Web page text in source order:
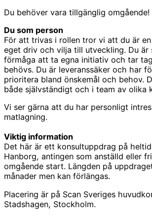
Du behöver vara tillgänglig omgående!
Du som person
För att trivas i rollen tror vi att du är
eget driv och vilja till utveckling. Du är
förmåga att ta egna initiativ och tar
behövs. Du är leveranssäker och har
prioritera bland önskemål och behov.
både självständigt och i team av olika
Vi ser gärna att du har personligt
matlagning.
Viktig information
Det här är ett konsultuppdrag på
Hanborg, antingen som anställd eller
omgående start. Längden på
månader men kan förlängas.
Placering är på Scan Sveriges
Stadshagen, Stockholm.